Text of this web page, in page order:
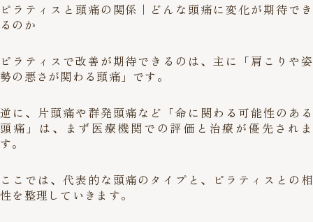
ピラティスと頭痛の関係｜どんな頭痛に変化が期待でき
るのか
ピラティスで改善が期待できるのは、主に「肩こりや姿
勢の悪さが関わる頭痛」です。
逆に、片頭痛や群発頭痛など「命に関わる可能性のある
頭痛」は、まず医療機関での評価と治療が優先されま
す。
ここでは、代表的な頭痛のタイプと、ピラティスとの相
性を整理していきます。